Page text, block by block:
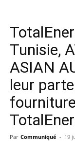
Tunisie,
ASIAN
leur
Par Communiqué - 19